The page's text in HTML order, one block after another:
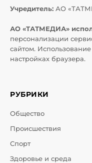
Учредитель: АО
АО «ТАТМЕДИА»
персонализации
сайтом.
настройках браузера.
РУБРИКИ
Общество
Происшествия
Спорт
Здоровье и среда